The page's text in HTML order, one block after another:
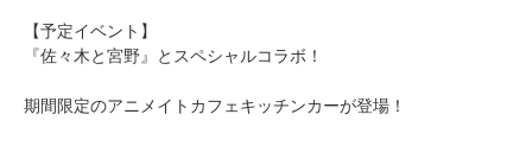
【予定イベント】
『佐々木と宮野』とスペシャルコラボ！
期間限定のアニメイトカフェキッチンカーが登場！